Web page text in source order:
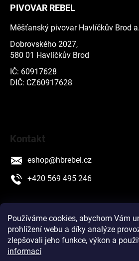
Používáme cookies, abychom Vám
prohlížení webu a díky analýze
zlepšovali jeho funkce, výkon a
informací
PIVOVAR REBEL
Měšťanský pivovar Havlíčkův Brod
Dobrovského 2027,
580 01 Havlíčkův Brod
IČ: 60917628
DIČ: CZ60917628
Kontakt
eshop@hbrebel.cz
+420 569 495 246
SLEDUJTE NÁS